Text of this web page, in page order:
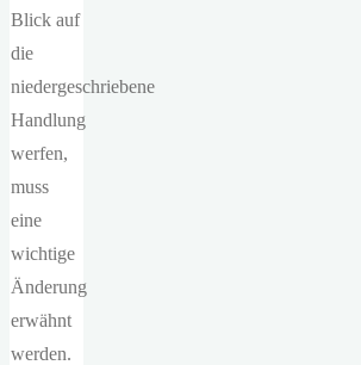
Blick auf
die
niedergeschriebene
Handlung
werfen,
muss
eine
wichtige
Änderung
erwähnt
werden.